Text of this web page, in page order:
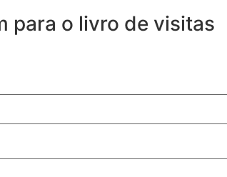
para o livro de visitas